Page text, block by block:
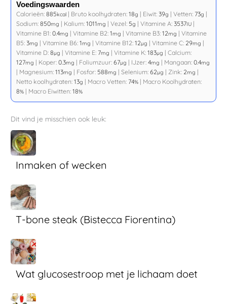
Voedingswaarden
Calorieën:885kcal | Bruto koolhydraten:18g | Eiwit:39g |Vetten: 73g |
Sodium:850mg | Kalium:1011mg |Vezel: 5g |Vitamine A:3537IU |
Vitamine B1:0.4mg |Vitamine B2:1mg |Vitamine B3:12mg |Vitamine
B5:3mg |Vitamine B6:1mg |Vitamine B12:12µg |Vitamine C: 29mg |
Vitamine D:8µg |Vitamine E: 7mg |Vitamine K:183µg |Calcium:
127mg | Koper:0.3mg | Foliumzuur:67µg | IJzer:4mg | Mangaan:0.4mg
| Magnesium:113mg | Fosfor: 588mg |Selenium:62µg |Zink: 2mg |
Netto koolhydraten:13g | Macro Vetten: 74% | Macro Koolhydraten:
8% | Macro Eiwitten:18%
Dit vind je misschien ook leuk:
Inmaken of wecken
T-bone steak (Bistecca Fiorentina)
Wat glucosestroop met je lichaam doet